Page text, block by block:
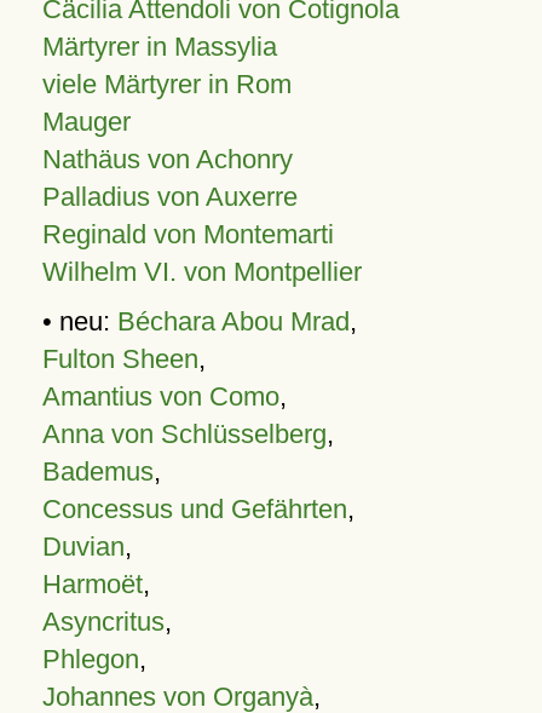
Cäcilia Attendoli von Cotignola
Märtyrer in Massylia
viele Märtyrer in Rom
Mauger
Nathäus von Achonry
Palladius von Auxerre
Reginald von Montemarti
Wilhelm VI. von Montpellier
• neu: Béchara Abou Mrad,
Fulton Sheen,
Amantius von Como,
Anna von Schlüsselberg,
Bademus,
Concessus und Gefährten,
Duvian,
Harmoët,
Asyncritus,
Phlegon,
Johannes von Organyà,